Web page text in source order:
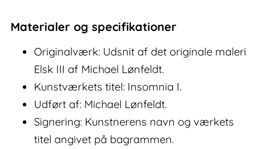
Materialer og specifikationer
Originalværk: Udsnit af det originale maleri
Elsk III af Michael Lønfeldt.
Kunstværkets titel: Insomnia I.
Udført af: Michael Lønfeldt.
Signering: Kunstnerens navn og værkets
titel angivet på bagrammen.